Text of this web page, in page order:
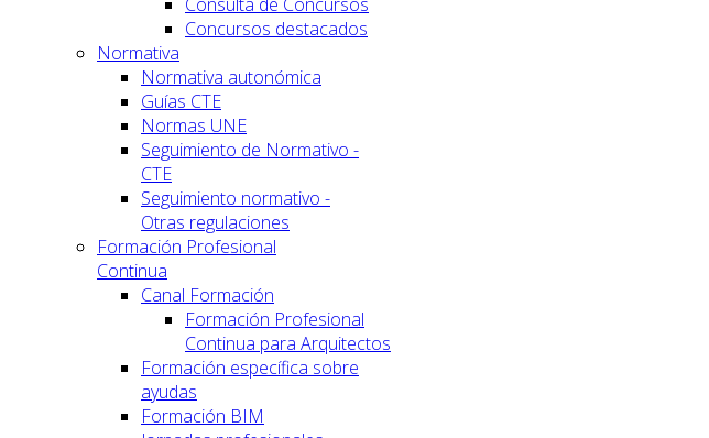
Concursos destacados
Normativa
Normativa autonómica
Guías CTE
Normas UNE
Seguimiento de Normativo -
CTE
Seguimiento normativo -
Otras regulaciones
Formación Profesional
Continua
Canal Formación
Formación Profesional
Continua para Arquitectos
Formación específica sobre
ayudas
Formación BIM